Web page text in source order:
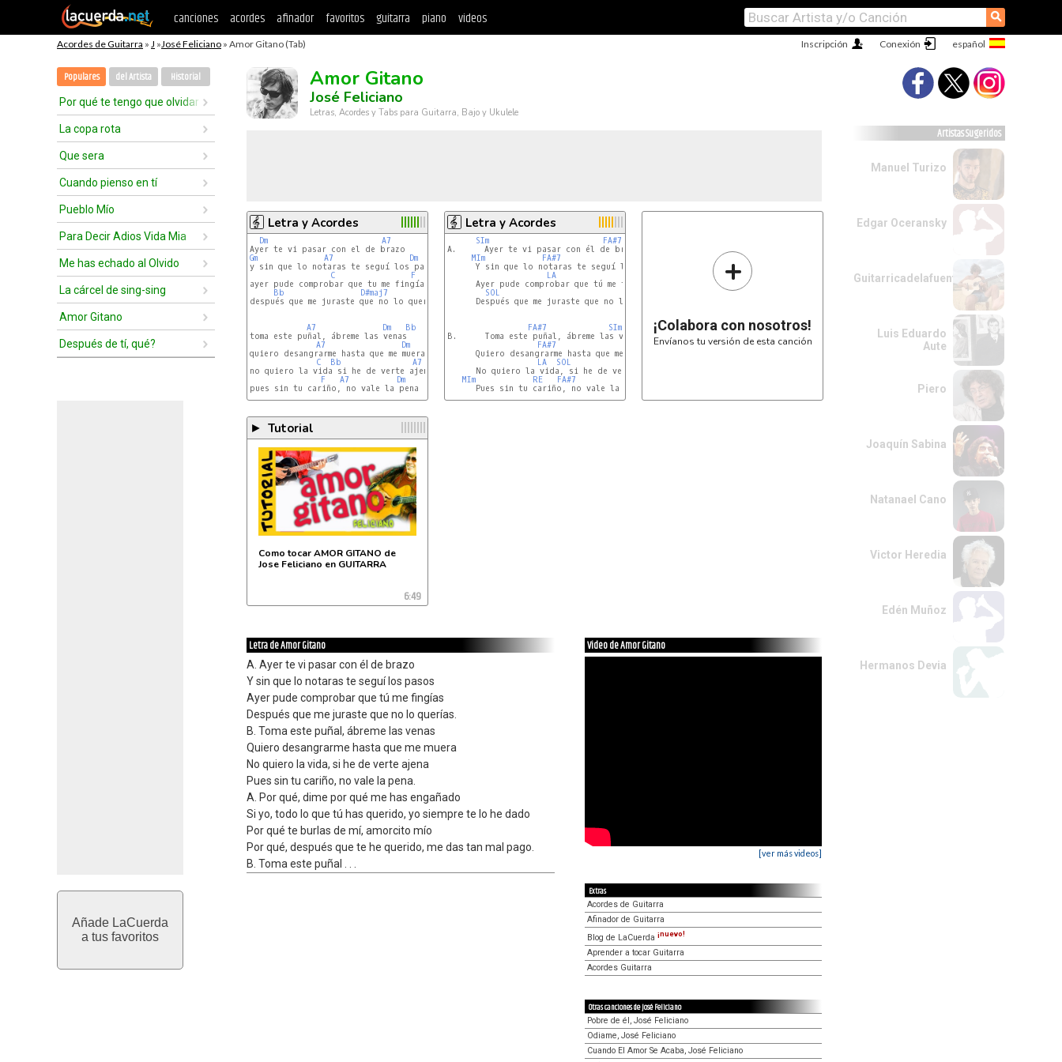
canciones acordes afinador favoritos guitarra piano videos ⚲
Acordes de Guitarra » J »José Feliciano » Amor Gitano (Tab) Conexión
Inscripción
Populares del Artista Historial
Por qué te tengo que olvidar
La copa rota
Que sera
Cuando pienso en tí
Pueblo Mío
Para Decir Adios Vida Mia
Me has echado al Olvido
La cárcel de sing-sing
Amor Gitano
Después de tí, qué?
Añade LaCuerda
a tus favoritos
Amor Gitano
José Feliciano
Letras, Acordes y Tabs para Guitarra, Bajo y Ukulele
Letra y Acordes
Dm
A7
Gm
A7
Dm
y sin que lo notaras te seguí los pasos
C
F
ayer pude comprobar que tu me fingías
Bb
D#maj7
después que me juraste que no lo querías
A7 Dm
Bb
toma este puñal, ábreme las venas
A7
Dm
quiero desangrarme hasta que me muera
C
Bb A7
no quiero la vida si he de verte ajena
F
A7
Dm
pues sin tu cariño, no vale la pena
Letra y Acordes
SIm
FA#7
A.      Ayer te vi pasar con él de brazo
MIm
FA#7
      Y sin que lo notaras te seguí los pasos
LA
      Ayer pude comprobar que tú me fingías
SOL
      Después que me juraste que no lo querías.
FA#7
SIm
B.      Toma este puñal, ábreme las venas
FA#7
      Quiero desangrarme hasta que me muera
LA
SOL
      No quiero la vida, si he de verte ajena
MIm
RE FA#7
      Pues sin tu cariño, no vale la pena.
+
¡Colabora con nosotros!
Envíanos tu versión de esta canción
► Tutorial
Como tocar AMOR GITANO de
Jose Feliciano en GUITARRA
6:49
Letra de Amor Gitano
A. Ayer te vi pasar con él de brazo
Y sin que lo notaras te seguí los pasos
Ayer pude comprobar que tú me fingías
Después que me juraste que no lo querías.
B. Toma este puñal, ábreme las venas
Quiero desangrarme hasta que me muera
No quiero la vida, si he de verte ajena
Pues sin tu cariño, no vale la pena.
A. Por qué, dime por qué me has engañado
Si yo, todo lo que tú has querido, yo siempre te lo he dado
Por qué te burlas de mí, amorcito mío
Por qué, después que te he querido, me das tan mal pago.
B. Toma este puñal . . .
Video de Amor Gitano
[ver más videos]
Extras
Acordes de Guitarra
Afinador de Guitarra
Blog de LaCuerda ¡nuevo!
Aprender a tocar Guitarra
Acordes Guitarra
Otras canciones de José Feliciano
Pobre de él, José Feliciano
Odiame, José Feliciano
Cuando El Amor Se Acaba, José Feliciano
Artistas Sugeridos
Manuel Turizo
Edgar Oceransky
Guitarricadelafuente
Luis Eduardo
Aute
Piero
Joaquín Sabina
Natanael Cano
Victor Heredia
Edén Muñoz
Hermanos Devia